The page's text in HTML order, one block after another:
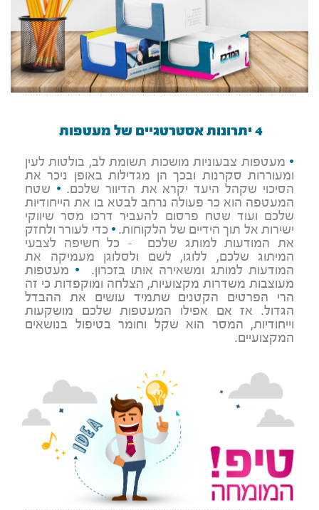
4 יתרונות אסטרטגיים של מעטפות
• מעטפות צבעוניות מושכות תשומת לב, בולטות לעין
ומעוררות סקרנות ובכך הן מגדילות באופן ניכר את
הסיכוי שקהל היעד יקרא את הדיוור שלכם. • שטח
המעטפה הוא כר פעולה נרחב לבטא בו את הייחודיות
שלכם ועוד שטח פרסום להעביר דרכו מסר שיווקי
ישירות אל תוך הידיים של הלקוחות. • כדי לעורר ולחזק
את המודעות למותג שלכם - כל חשיפה לצבעי
המיתוג שלכם, ללוגו, לשם ולסלוגן מעמיקה את
המודעות למותג ומשאירה אותו בזכרון. • מעטפות
מעוצבות משדרות מקצועיות, הצלחה ומוקפדות כי זה
הרי הפרטים הקטנים שתמיד עושים את ההבדל
הגדול. אז אם אפילו המעטפות שלכם מושקעות
וייחודיות, המסר הוא שקל וחומר בטיפול בנושאים
המקצועיים.